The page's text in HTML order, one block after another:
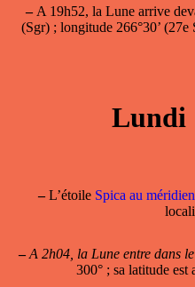
–A 19h52, la Lune arrive
(Sgr) ; longitude 266°30’
Lundi
–L’étoile Spica au
– A 2h04, la Lune entre dans
300° ; sa latitude est